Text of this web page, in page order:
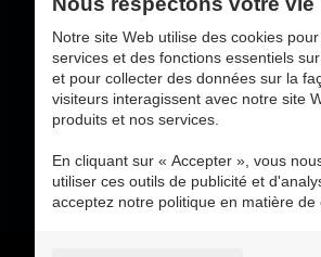
L-Style
sécure paiement en ligne
Notre site Web utilise des cookies
services et des fonctions essentiels
et pour collecter des données sur la
visiteurs interagissent avec notre site
produits et nos services.
En cliquant sur « Accepter », vous
utiliser ces outils de publicité et
acceptez notre politique en matière de